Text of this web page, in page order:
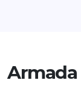
Armada